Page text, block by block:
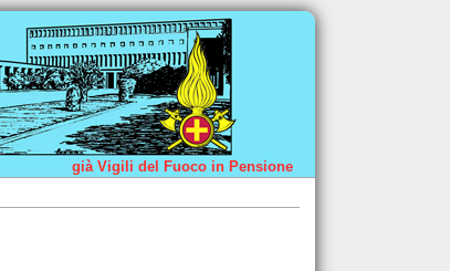
già Vigili del Fuoco in Pensione